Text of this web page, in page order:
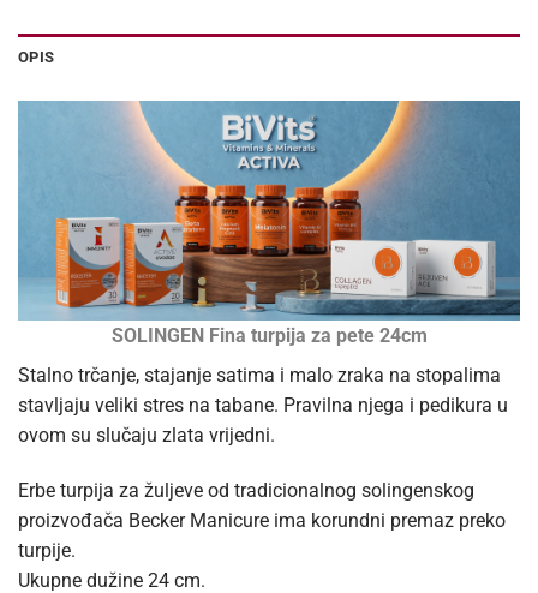
OPIS
SOLINGEN Fina turpija za pete 24cm
Stalno trčanje, stajanje satima i malo zraka na stopalima
stavljaju veliki stres na tabane. Pravilna njega i pedikura u
ovom su slučaju zlata vrijedni.
Erbe turpija za žuljeve od tradicionalnog solingenskog
proizvođača Becker Manicure ima korundni premaz preko
turpije.
Ukupne dužine 24 cm.